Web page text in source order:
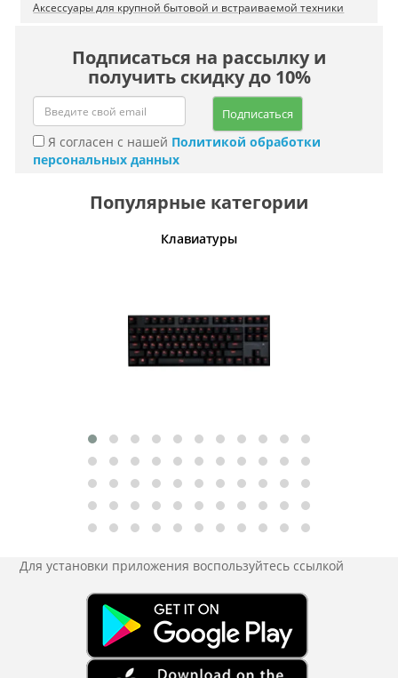
Аксессуары для крупной бытовой и встраиваемой техники
Подписаться на рассылку и
получить скидку до 10%
Подписаться
Я согласен с нашей Политикой обработки
персональных данных
Популярные категории
Клавиатуры
Для установки приложения воспользуйтесь ссылкой